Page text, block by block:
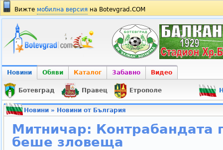
Вижте мобилна версия на Botevgrad.COM
Новини Обяви Каталог Забавно Видео
Ботевград Правец Етрополе
Новини» Новини от България
Митничар: Контрабандата
беше зловеща